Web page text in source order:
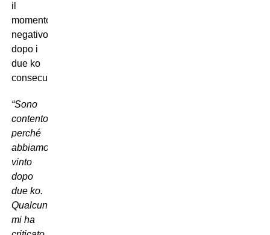
il
momento
negativo
dopo i
due ko
consecutivi.
“Sono
contento
perché
abbiamo
vinto
dopo
due ko.
Qualcuno
mi ha